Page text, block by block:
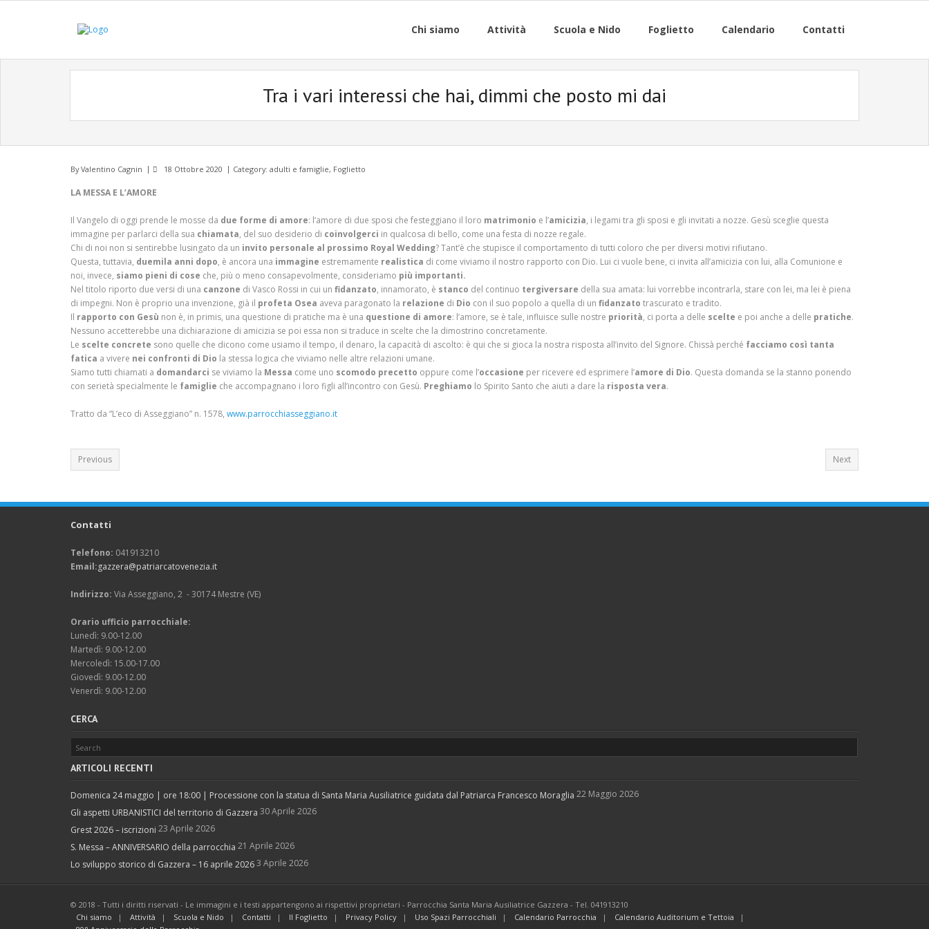
Chi siamo Attività Scuola e Nido Foglietto Calendario Contatti
Tra i vari interessi che hai, dimmi che posto mi dai
ByValentino Cagnin 18 Ottobre 2020 Category: adulti e famiglie, Foglietto
LA MESSA E L’AMORE
Il Vangelo di oggi prende le mosse da due forme di amore: l’amore di due sposi che festeggiano il loro matrimonio e l’amicizia, i legami tra gli sposi e gli invitati a nozze. Gesù sceglie questa
immagine per parlarci della sua chiamata, del suo desiderio di coinvolgerci in qualcosa di bello, come una festa di nozze regale.
Chi di noi non si sentirebbe lusingato da un invito personale al prossimo Royal Wedding? Tant’è che stupisce il comportamento di tutti coloro che per diversi motivi rifiutano.
Questa, tuttavia, duemila anni dopo, è ancora una immagine estremamente realistica di come viviamo il nostro rapporto con Dio. Lui ci vuole bene, ci invita all’amicizia con lui, alla Comunione e
noi, invece, siamo pieni di cose che, più o meno consapevolmente, consideriamo più importanti.
Nel titolo riporto due versi di una canzone di Vasco Rossi in cui un fidanzato, innamorato, è stanco del continuo tergiversare della sua amata: lui vorrebbe incontrarla, stare con lei, ma lei è piena
di impegni. Non è proprio una invenzione, già il profeta Osea aveva paragonato la relazione di Dio con il suo popolo a quella di un fidanzato trascurato e tradito.
Il rapporto con Gesù non è, in primis, una questione di pratiche ma è una questione di amore: l’amore, se è tale, influisce sulle nostre priorità, ci porta a delle scelte e poi anche a delle pratiche.
Nessuno accetterebbe una dichiarazione di amicizia se poi essa non si traduce in scelte che la dimostrino concretamente.
Le scelte concrete sono quelle che dicono come usiamo il tempo, il denaro, la capacità di ascolto: è qui che si gioca la nostra risposta all’invito del Signore. Chissà perché facciamo così tanta
fatica a vivere nei confronti di Dio la stessa logica che viviamo nelle altre relazioni umane.
Siamo tutti chiamati a domandarci se viviamo la Messa come uno scomodo precetto oppure come l’occasione per ricevere ed esprimere l’amore di Dio. Questa domanda se la stanno ponendo
con serietà specialmente le famiglie che accompagnano i loro figli all’incontro con Gesù. Preghiamo lo Spirito Santo che aiuti a dare la risposta vera.
Tratto da “L’eco di Asseggiano” n. 1578, www.parrocchiasseggiano.it
Previous Next
Contatti
Telefono: 041913210
Email:gazzera@patriarcatovenezia.it
Indirizzo: Via Asseggiano, 2 - 30174 Mestre (VE)
Orario ufficio parrocchiale:
Lunedì: 9.00-12.00
Martedì: 9.00-12.00
Mercoledì: 15.00-17.00
Giovedì: 9.00-12.00
Venerdì: 9.00-12.00
CERCA
ARTICOLI RECENTI
Domenica 24 maggio | ore 18:00 | Processione con la statua di Santa Maria Ausiliatrice guidata dal Patriarca Francesco Moraglia 22 Maggio 2026
Gli aspetti URBANISTICI del territorio di Gazzera 30 Aprile 2026
Grest 2026 – iscrizioni 23 Aprile 2026
S. Messa – ANNIVERSARIO della parrocchia 21 Aprile 2026
Lo sviluppo storico di Gazzera – 16 aprile 20263 Aprile 2026
© 2018 - Tutti i diritti riservati - Le immagini e i testi appartengono ai rispettivi proprietari - Parrocchia Santa Maria Ausiliatrice Gazzera - Tel. 041913210
Chi siamo
Attività Scuola e Nido Contatti Il Foglietto Privacy Policy Uso Spazi Parrocchiali Calendario Parrocchia
Calendario Auditorium e Tettoia